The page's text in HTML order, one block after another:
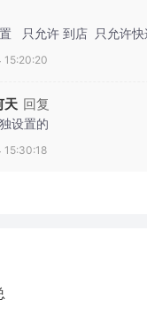
只允许 到店  只允许
天 回复
设置的